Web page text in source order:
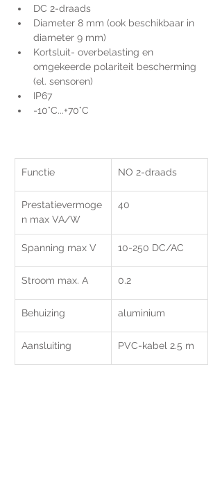
DC 2-draads
Diameter 8 mm (ook beschikbaar in
diameter 9 mm)
Kortsluit- overbelasting en
omgekeerde polariteit bescherming
(el. sensoren)
IP67
-10°C...+70°C
Functie NO 2-draads
Prestatievermoge
n max VA/W
40
Spanning max V 10-250 DC/AC
Stroom max. A 0.2
Behuizing aluminium
Aansluiting PVC-kabel 2.5 m